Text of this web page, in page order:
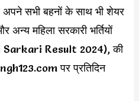
सभी बहनों के साथ भी शेयर
महिला सरकारी भर्तियों
Result 2024), की
पर प्रतिदिन